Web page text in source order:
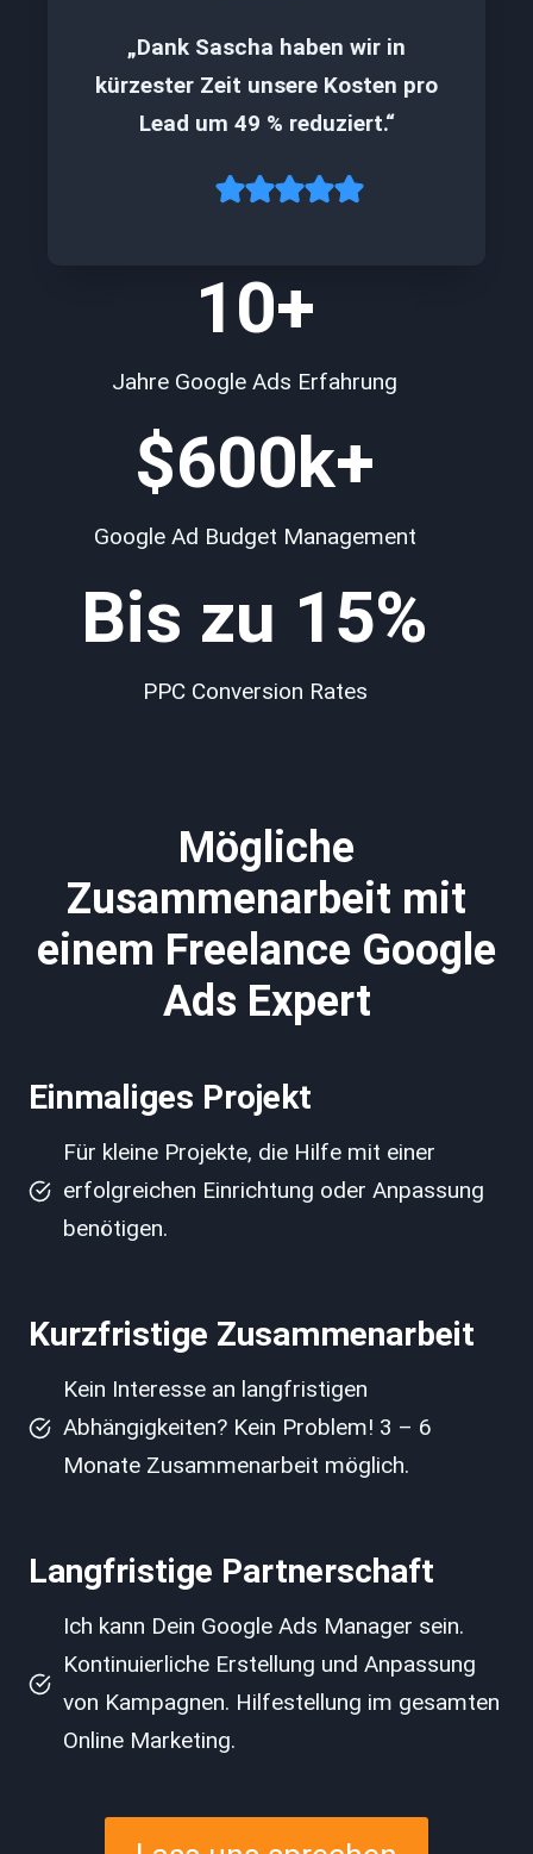
„Dank Sascha haben wir in
kürzester Zeit unsere Kosten pro
Lead um 49 % reduziert.“
10+
Jahre Google Ads Erfahrung
$600k+
Google Ad Budget Management
Bis zu 15%
PPC Conversion Rates
Mögliche
Zusammenarbeit mit
einem Freelance Google
Ads Expert
Einmaliges Projekt
Für kleine Projekte, die Hilfe mit einer
erfolgreichen Einrichtung oder Anpassung
benötigen.
Kurzfristige Zusammenarbeit
Kein Interesse an langfristigen
Abhängigkeiten? Kein Problem! 3 – 6
Monate Zusammenarbeit möglich.
Langfristige Partnerschaft
Ich kann Dein Google Ads Manager sein.
Kontinuierliche Erstellung und Anpassung
von Kampagnen. Hilfestellung im gesamten
Online Marketing.